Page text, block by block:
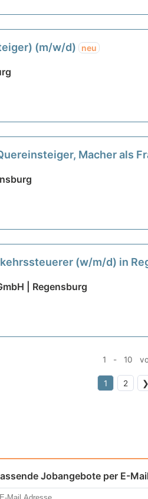
(m/w/d) neu
Macher als
(w/m/d) in
| Regensburg
1 - 10
1 2 ❯
Jobangebote per E-